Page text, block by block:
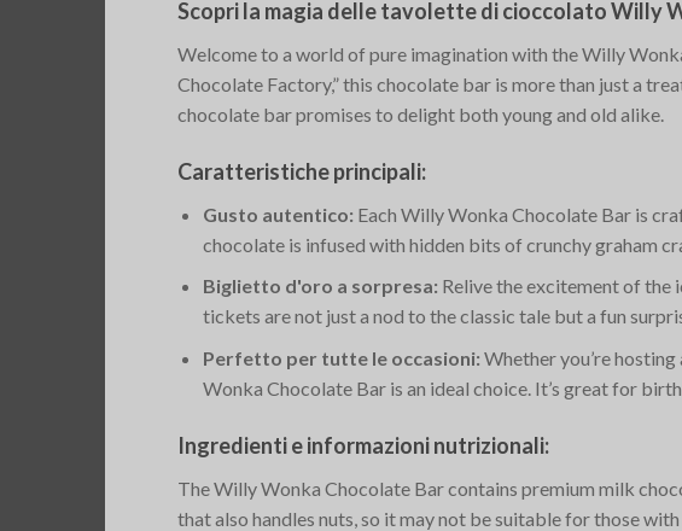
Scopri la magia delle tavolette di cioccolato Willy
Welcome to a world of pure imagination with the Willy
Chocolate Factory,” this chocolate bar is more than just a
chocolate bar promises to delight both young and old alike.
Caratteristiche principali:
Gusto autentico: Each Willy Wonka Chocolate Bar is
chocolate is infused with hidden bits of crunchy graham
Biglietto d'oro a sorpresa: Relive the excitement of
tickets are not just a nod to the classic tale but a fun
Perfetto per tutte le occasioni: Whether you’re
Wonka Chocolate Bar is an ideal choice. It’s great for
Ingredienti e informazioni nutrizionali:
The Willy Wonka Chocolate Bar contains premium milk
that also handles nuts, so it may not be suitable for those